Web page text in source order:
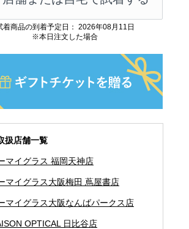
着商品の到着予定日： 2026年08月11日
※本日注文した場合
扱店舗一覧
マイグラス 福岡天神店
マイグラス大阪梅田 蔦屋書店
マイグラス大阪なんばパークス店
OPTICAL 日比谷店